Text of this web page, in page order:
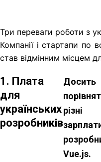
Три переваги роботи з
Компанії і стартапи по
став відмінним місцем
1. Плата
для
українських
розробників
Досить
різні
Vue.js.